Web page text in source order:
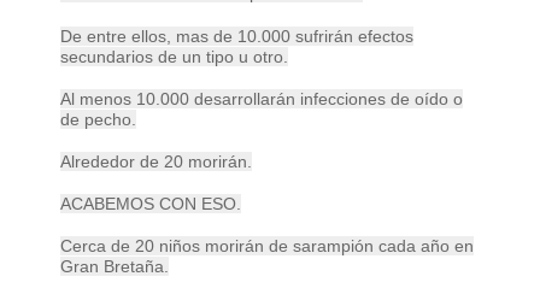
De entre ellos, mas de 10.000 sufrirán efectos
secundarios de un tipo u otro.
Al menos 10.000 desarrollarán infecciones de oído o
de pecho.
Alrededor de 20 morirán.
ACABEMOS CON ESO.
Cerca de 20 niños morirán de sarampión cada año en
Gran Bretaña.